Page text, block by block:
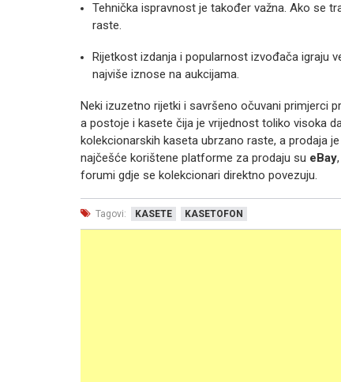
Tehnička ispravnost je također važna. Ako se
raste.
Rijetkost izdanja i popularnost izvođača igraju
najviše iznose na aukcijama.
Neki izuzetno rijetki i savršeno očuvani primjerci
a postoje i kasete čija je vrijednost toliko visoka
kolekcionarskih kaseta ubrzano raste, a prodaja
najčešće korištene platforme za prodaju su eBay,
forumi gdje se kolekcionari direktno povezuju.
Tagovi: KASETE KASETOFON